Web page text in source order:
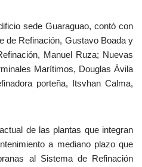
sede Guaraguao, contó con
de Refinación, Gustavo Boada y
Manuel Ruza; Nuevas
Marítimos, Douglas Ávila
porteña, Itsvhan Calma,
de las plantas que integran
a mediano plazo que
al Sistema de Refinación